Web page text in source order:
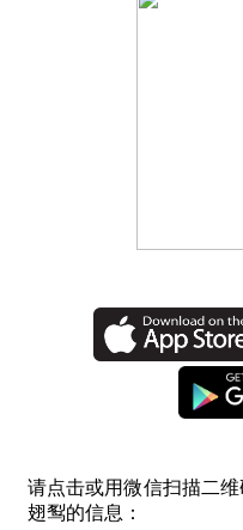
请点击或用微信扫描二
翅䴕的信息：